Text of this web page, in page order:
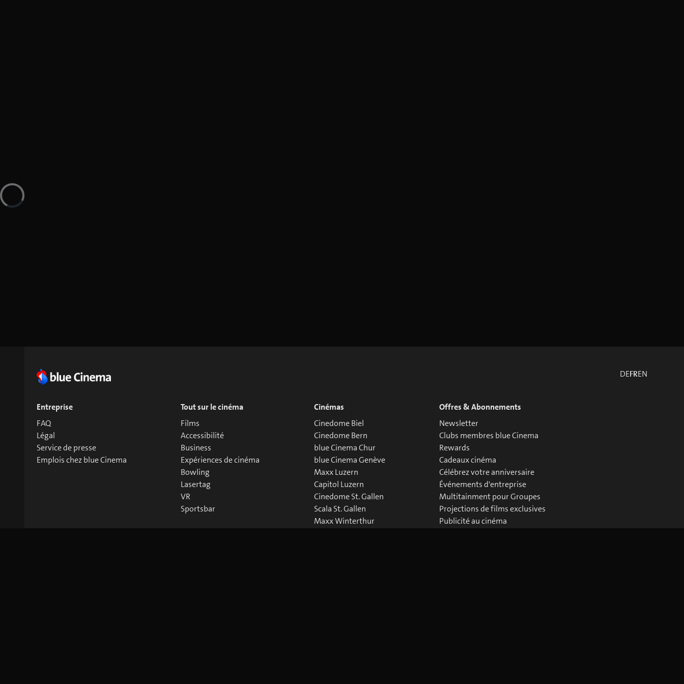
DEFREN
Entreprise
FAQ
Légal
Service de presse
Emplois chez blue Cinema
Tout sur le cinéma
Films
Accessibilité
Business
Expériences de cinéma
Bowling
Lasertag
VR
Sportsbar
Cinémas
Cinedome Biel
Cinedome Bern
blue Cinema Chur
blue Cinema Genève
Maxx Luzern
Capitol Luzern
Cinedome St. Gallen
Scala St. Gallen
Maxx Winterthur
Offres & Abonnements
Newsletter
Clubs membres blue Cinema
Rewards
Cadeaux cinéma
Célébrez votre anniversaire
Événements d'entreprise
Multitainment pour Groupes
Projections de films exclusives
Publicité au cinéma